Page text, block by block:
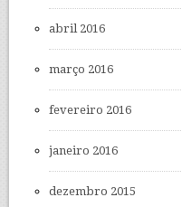
abril 2016
março 2016
fevereiro 2016
janeiro 2016
dezembro 2015